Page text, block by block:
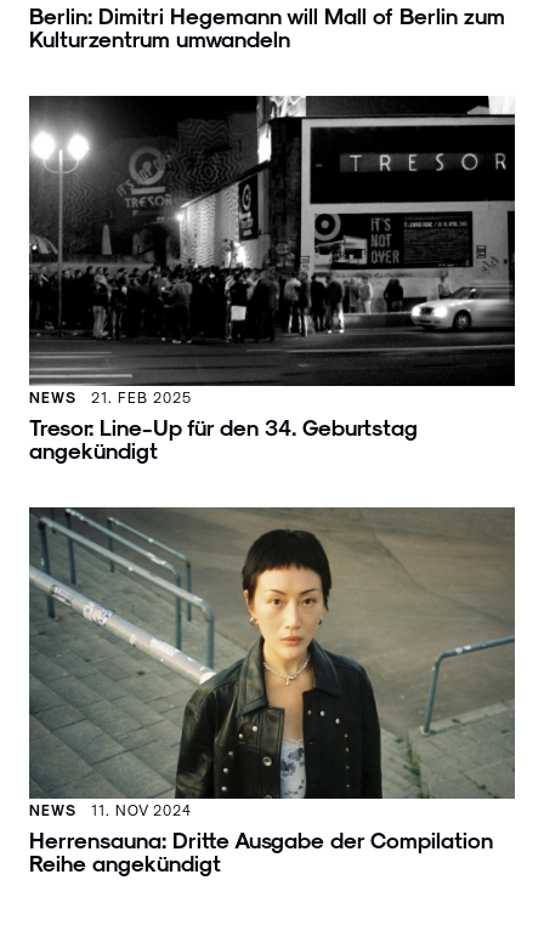
Berlin: Dimitri Hegemann will Mall of Berlin zum
Kulturzentrum umwandeln
NEWS 21. FEB 2025
Tresor: Line-Up für den 34. Geburtstag
angekündigt
NEWS 11. NOV 2024
Herrensauna: Dritte Ausgabe der Compilation
Reihe angekündigt